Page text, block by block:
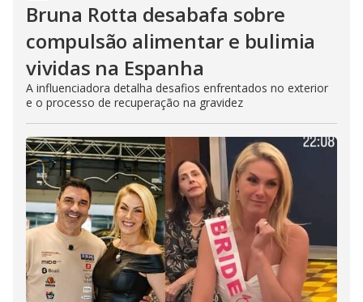
Bruna Rotta desabafa sobre
compulsão alimentar e bulimia
vividas na Espanha
A influenciadora detalha desafios enfrentados no exterior
e o processo de recuperação na gravidez